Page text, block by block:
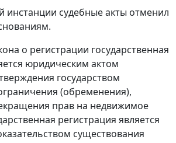
инстанции судебные акты отменил
о регистрации государственная
юридическим актом
государством
(обременения),
прав на недвижимое
регистрация является
существования